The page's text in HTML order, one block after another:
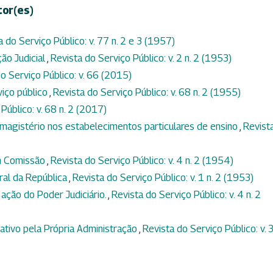
do Serviço Público: v. 77 n. 2 e 3 (1957)
Judicial, Revista do Serviço Público: v. 2 n. 2 (1953)
Serviço Público: v. 66 (2015)
público , Revista do Serviço Público: v. 68 n. 2 (1955)
v. 68 n. 2 (2017)
nos estabelecimentos particulares de ensino ,
, Revista do Serviço Público: v. 4 n. 2 (1954)
da República, Revista do Serviço Público: v. 1 n. 2 (1953)
do Poder Judiciário., Revista do Serviço Público: v. 4 n. 2
pela Própria Administração , Revista do Serviço Público: v.